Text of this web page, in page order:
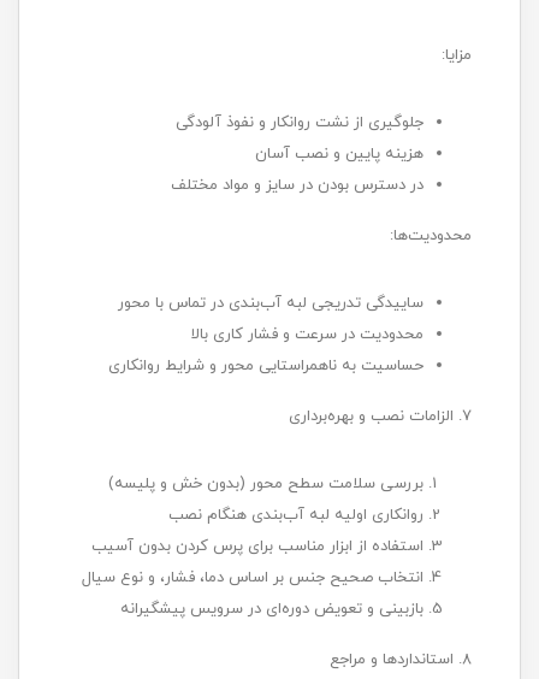
مزایا:
جلوگیری از نشت روانکار و نفوذ آلودگی
هزینه پایین و نصب آسان
در دسترس بودن در سایز و مواد مختلف
محدودیت‌ها:
ساییدگی تدریجی لبه آب‌بندی در تماس با محور
محدودیت در سرعت و فشار کاری بالا
حساسیت به ناهمراستایی محور و شرایط روانکاری
7. الزامات نصب و بهره‌برداری
بررسی سلامت سطح محور (بدون خش و پلیسه)
روانکاری اولیه لبه آب‌بندی هنگام نصب
استفاده از ابزار مناسب برای پرس کردن بدون آسیب
انتخاب صحیح جنس بر اساس دما، فشار، و نوع سیال
بازبینی و تعویض دوره‌ای در سرویس پیشگیرانه
8. استانداردها و مراجع